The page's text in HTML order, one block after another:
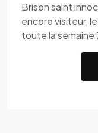
Brison saint
encore visiteur,
toute la semaine